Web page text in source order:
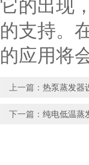
它的出现
的支持。
的应用将
上一篇： 热泵蒸发器
下一篇： 纯电低温蒸